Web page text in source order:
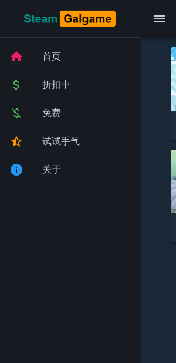
menu
home 首页
attach_money 折扣中
money_off 免费
star_half 试试手气
info 关于